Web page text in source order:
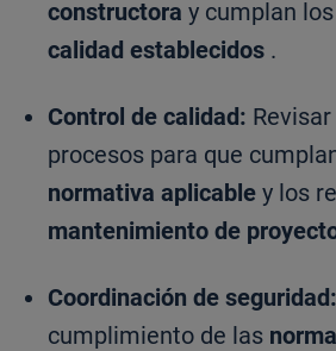
constructora y cumplan los
calidad establecidos .
Control de calidad:
procesos para que
normativa aplicable y los
mantenimiento de
Coordinación de seguridad:
cumplimiento de las